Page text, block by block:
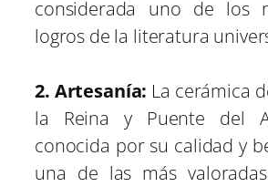
considerada uno de los
logros de la literatura
2. Artesanía: La cerámica
la Reina y Puente del
conocida por su calidad y
una de las más